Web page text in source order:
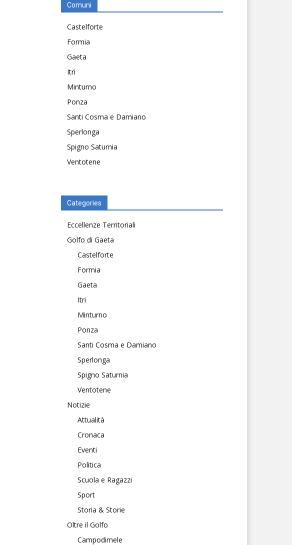
Comuni
Castelforte
Formia
Gaeta
Itri
Minturno
Ponza
Santi Cosma e Damiano
Sperlonga
Spigno Saturnia
Ventotene
Categories
Eccellenze Territoriali
Golfo di Gaeta
Castelforte
Formia
Gaeta
Itri
Minturno
Ponza
Santi Cosma e Damiano
Sperlonga
Spigno Saturnia
Ventotene
Notizie
Attualità
Cronaca
Eventi
Politica
Scuola e Ragazzi
Sport
Storia & Storie
Oltre il Golfo
Campodimele